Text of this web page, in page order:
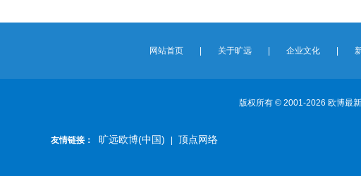
网站首页 关于旷远 企业文化
版权所有 © 2001-2026 欧博最
友情链接： 旷远欧博(中国) 顶点网络